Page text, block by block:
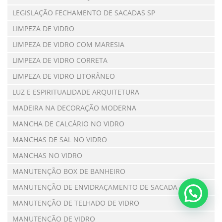
LEGISLAÇÃO FECHAMENTO DE SACADAS SP
LIMPEZA DE VIDRO
LIMPEZA DE VIDRO COM MARESIA
LIMPEZA DE VIDRO CORRETA
LIMPEZA DE VIDRO LITORÂNEO
LUZ E ESPIRITUALIDADE ARQUITETURA
MADEIRA NA DECORAÇÃO MODERNA
MANCHA DE CALCÁRIO NO VIDRO
MANCHAS DE SAL NO VIDRO
MANCHAS NO VIDRO
MANUTENÇÃO BOX DE BANHEIRO
MANUTENÇÃO DE ENVIDRAÇAMENTO DE SACADA
MANUTENÇÃO DE TELHADO DE VIDRO
MANUTENÇÃO DE VIDRO